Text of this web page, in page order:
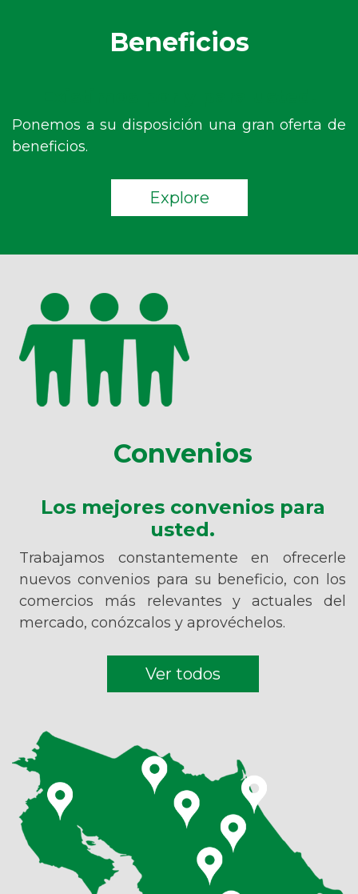
Beneficios
Ponemos a su disposición una gran oferta de
beneficios.
Explore
Convenios
Los mejores convenios para
usted.
Trabajamos constantemente en ofrecerle
nuevos convenios para su beneficio, con los
comercios más relevantes y actuales del
mercado, conózcalos y aprovéchelos.
Ver todos